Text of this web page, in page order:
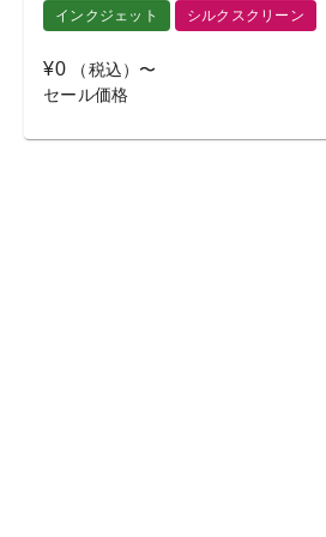
インクジェット シルクスクリーン
¥0 （税込）〜
セール価格